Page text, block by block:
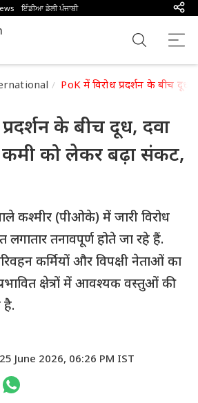
ਇੰਡੀਆ ਡੇਲੀ ਪੰਜਾਬੀ
PoK में विरोध प्रदर्शन के बीच
के बीच दूध, दवा
को लेकर बढ़ा संकट,
कश्मीर (पीओके) में जारी विरोध
लगातार तनावपूर्ण होते जा रहे हैं.
कर्मियों और विपक्षी नेताओं का
क्षेत्रों में आवश्यक वस्तुओं की
है.
June 2026, 06:26 PM IST